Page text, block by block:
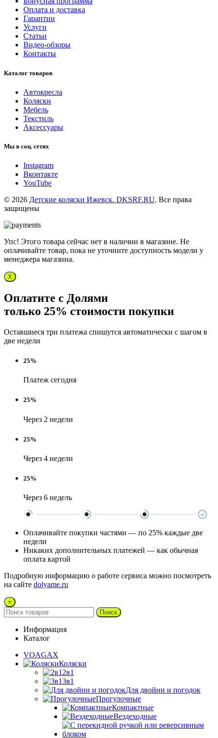
Оплата и доставка
Гарантии
Услуги
Статьи
Видео-обзоры
Контакты
Каталог товаров
Автокресла
Коляски
Мебель
Текстиль
Аксессуары
Мы в соц. сетях
Instagram
Вконтакте
YouTube
© 2026 Детские коляски Ижевск. DKSRF.RU. Все права
защищены
Упс! Этого товара сейчас нет в наличии в магазине. Не
оплачивайте товар, пока не уточните доступность модели у
менеджера магазина.
X
Оплатите с Долями
только 25% стоимости покупки
Оставшиеся три платежа спишутся автоматически с шагом в
две недели
25%
Платеж сегодня
25%
Через 2 недели
25%
Через 4 недели
25%
Через 6 недель
Оплачивайте покупки частями — по 25% каждые две
недели
Никаких дополнительных платежей — как обычная
оплата картой
Подробную информацию о работе сервиса можно посмотреть
на сайте dolyame.ru
×
Поиск
Информация
Каталог
VOAGAX
Коляски
2в1
3в1
Для двойни и погодок
Прогулочные
Компактные
Вездеходные